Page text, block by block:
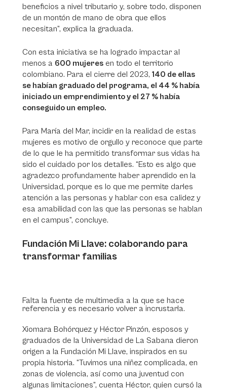
beneficios a nivel tributario y, sobre todo, disponen
de un montón de mano de obra que ellos
necesitan”, explica la graduada.
Con esta iniciativa se ha logrado impactar al
menos a 600 mujeres en todo el territorio
colombiano. Para el cierre del 2023, 140 de ellas
se habían graduado del programa, el 44 % había
iniciado un emprendimiento y el 27 % había
conseguido un empleo.
Para María del Mar, incidir en la realidad de estas
mujeres es motivo de orgullo y reconoce que parte
de lo que le ha permitido transformar sus vidas ha
sido el cuidado por los detalles. “Esto es algo que
agradezco profundamente haber aprendido en la
Universidad, porque es lo que me permite darles
atención a las personas y hablar con esa calidez y
esa amabilidad con las que las personas se hablan
en el campus”, concluye.
Fundación Mi Llave: colaborando para
transformar familias
Falta la fuente de multimedia a la que se hace
referencia y es necesario volver a incrustarla.
Xiomara Bohórquez y Héctor Pinzón, esposos y
graduados de la Universidad de La Sabana dieron
origen a la Fundación Mi Llave, inspirados en su
propia historia. “Tuvimos una niñez complicada, en
zonas de violencia, así como una juventud con
algunas limitaciones”, cuenta Héctor, quien cursó la